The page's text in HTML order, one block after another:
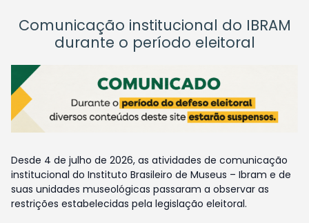
Comunicação institucional do IBRAM
durante o período eleitoral
Desde 4 de julho de 2026, as atividades de comunicação
institucional do Instituto Brasileiro de Museus – Ibram e de
suas unidades museológicas passaram a observar as
restrições estabelecidas pela legislação eleitoral.